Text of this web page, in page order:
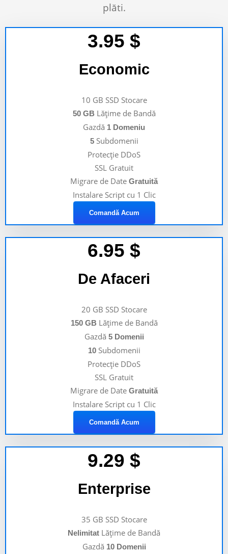
plăti.
3.95 $
Economic
10 GB SSD Stocare
50 GB Lățime de Bandă
Gazdă 1 Domeniu
5Subdomenii
Protecție DDoS
SSL Gratuit
Migrare de Date Gratuită
Instalare Script cu 1 Clic
Comandă Acum
6.95 $
De Afaceri
20 GB SSD Stocare
150 GB Lățime de Bandă
Gazdă 5 Domenii
10Subdomenii
Protecție DDoS
SSL Gratuit
Migrare de Date Gratuită
Instalare Script cu 1 Clic
Comandă Acum
9.29 $
Enterprise
35 GB SSD Stocare
Nelimitat Lățime de Bandă
Gazdă 10 Domenii